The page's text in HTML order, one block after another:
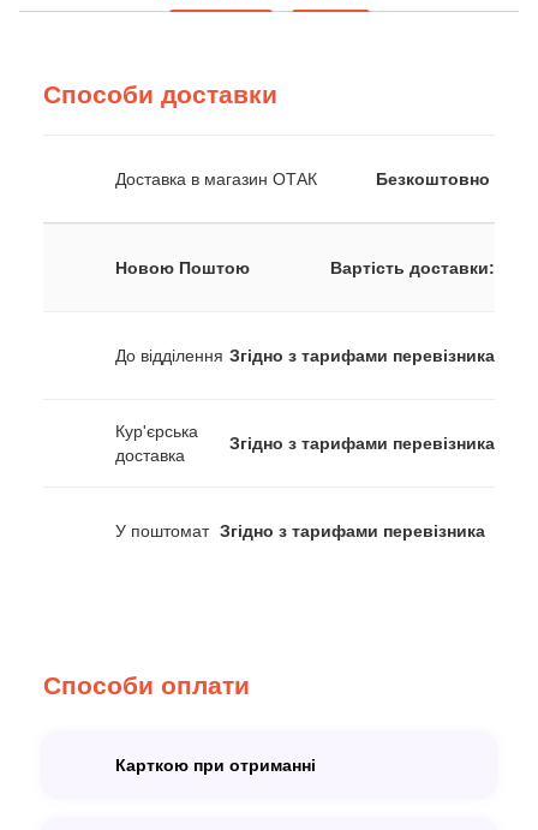
Способи доставки
Доставка в магазин ОТАК Безкоштовно
Новою Поштою Вартість доставки:
До відділення Згідно з тарифами перевізника
Кур'єрська
доставка
Згідно з тарифами перевізника
У поштомат Згідно з тарифами перевізника
Способи оплати
Карткою при отриманні